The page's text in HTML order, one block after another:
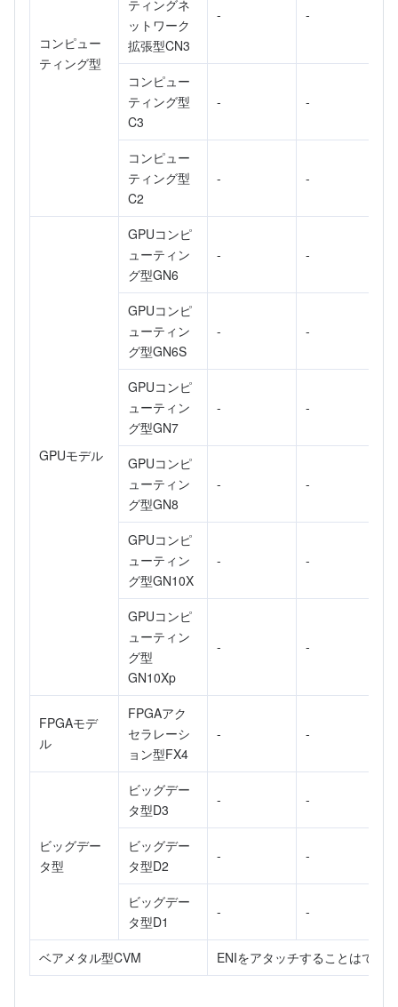
Region Management System
Quota Center
Cloud Resource Center
Performance Testing Service
Compliance
Terms and Policies
Tencent Cloud Training and Certification
Partner Support Plan
コンピュー
ティング型
ティングネ
ットワーク
拡張型CN3
- -
コンピュー
ティング型
C3
- -
コンピュー
ティング型
C2
- -
GPUモデル
GPUコンピ
ューティン
グ型GN6
- -
GPUコンピ
ューティン
グ型GN6S
- -
GPUコンピ
ューティン
グ型GN7
- -
GPUコンピ
ューティン
グ型GN8
- -
GPUコンピ
ューティン
グ型GN10X
- -
GPUコンピ
ューティン
グ型
GN10Xp
- -
FPGAモデ
ル
FPGAアク
セラレーシ
ョン型FX4
- -
ビッグデー
タ型
ビッグデー
タ型D3
- -
ビッグデー
タ型D2
- -
ビッグデー
タ型D1
- -
ベアメタル型CVM ENIをアタッチすることはでき